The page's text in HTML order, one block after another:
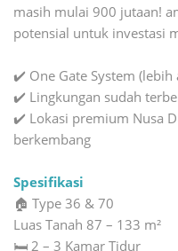
masih mulai 900 jutaan!
potensial untuk investasi
✔️ One Gate System (lebih
✔️ Lingkungan sudah
✔️ Lokasi premium Nusa
berkembang
Spesifikasi
🏠 Type 36 & 70
Luas Tanah 87 – 133 m²
🛏️ 2 – 3 Kamar Tidur